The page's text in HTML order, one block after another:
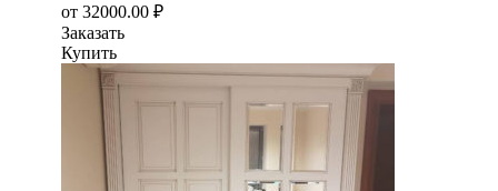
от 32000.00 ₽
Заказать
Купить